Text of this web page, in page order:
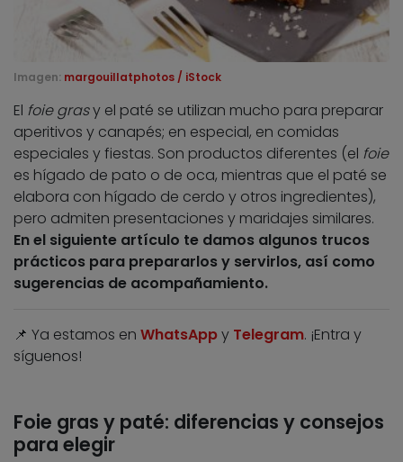
Imagen: margouillatphotos / iStock
El foie grasy el paté se utilizan mucho para preparar
aperitivos y canapés; en especial, en comidas
especiales y fiestas. Son productos diferentes (el foie
es hígado de pato o de oca, mientras que el paté se
elabora con hígado de cerdo y otros ingredientes),
pero admiten presentaciones y maridajes similares.
En el siguiente artículo te damos algunos trucos
prácticos para prepararlos y servirlos, así como
sugerencias de acompañamiento.
📌 Ya estamos en WhatsAppy Telegram. ¡Entra y
síguenos!
Foie gras y paté: diferencias y consejos
para elegir